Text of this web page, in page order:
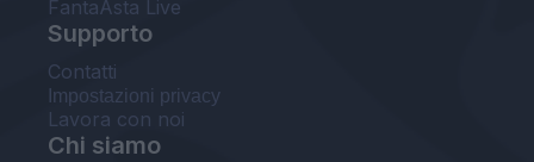
FantaAsta Live
Supporto
Contatti
Impostazioni privacy
Lavora con noi
Chi siamo